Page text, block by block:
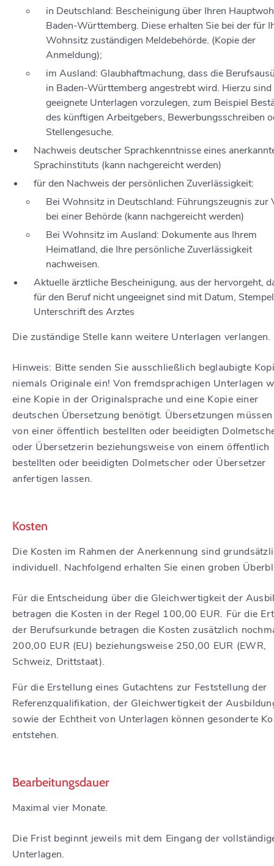
in Deutschland: Bescheinigung über Ihren
Baden-Württemberg. Diese erhalten Sie bei der für
Wohnsitz zuständigen Meldebehörde. (Kopie der
Anmeldung);
im Ausland: Glaubhaftmachung, dass die
in Baden-Württemberg angestrebt wird. Hierzu sind
geeignete Unterlagen vorzulegen, zum Beispiel
des künftigen Arbeitgebers, Bewerbungsschreiben
Stellengesuche.
Nachweis deutscher Sprachkenntnisse eines
Sprachinstituts (kann nachgereicht werden)
für den Nachweis der persönlichen Zuverlässigkeit:
Bei Wohnsitz in Deutschland: Führungszeugnis zur
bei einer Behörde (kann nachgereicht werden)
Bei Wohnsitz im Ausland: Dokumente aus Ihrem
Heimatland, die Ihre persönliche Zuverlässigkeit
nachweisen.
Aktuelle ärztliche Bescheinigung, aus der hervorgeht,
für den Beruf nicht ungeeignet sind mit Datum,
Unterschrift des Arztes
Die zuständige Stelle kann weitere Unterlagen verlangen.
Hinweis: Bitte senden Sie ausschließlich beglaubigte
niemals Originale ein! Von fremdsprachigen Unterlagen
eine Kopie in der Originalsprache und eine Kopie einer
deutschen Übersetzung benötigt. Übersetzungen
von einer öffentlich bestellten oder beeidigten
oder Übersetzerin beziehungsweise von einem öffentlich
bestellten oder beeidigten Dolmetscher oder Übersetzer
anfertigen lassen.
Kosten
Die Kosten im Rahmen der Anerkennung sind
individuell. Nachfolgend erhalten Sie einen groben
Für die Entscheidung über die Gleichwertigkeit der
betragen die Kosten in der Regel 100,00 EUR. Für die
der Berufsurkunde betragen die Kosten zusätzlich
200,00 EUR (EU) beziehungsweise 250,00 EUR (EWR,
Schweiz, Drittstaat).
Für die Erstellung eines Gutachtens zur Feststellung der
Referenzqualifikation, der Gleichwertigkeit der
sowie der Echtheit von Unterlagen können gesonderte
entstehen.
Bearbeitungsdauer
Maximal vier Monate.
Die Frist beginnt jeweils mit dem Eingang der
Unterlagen.